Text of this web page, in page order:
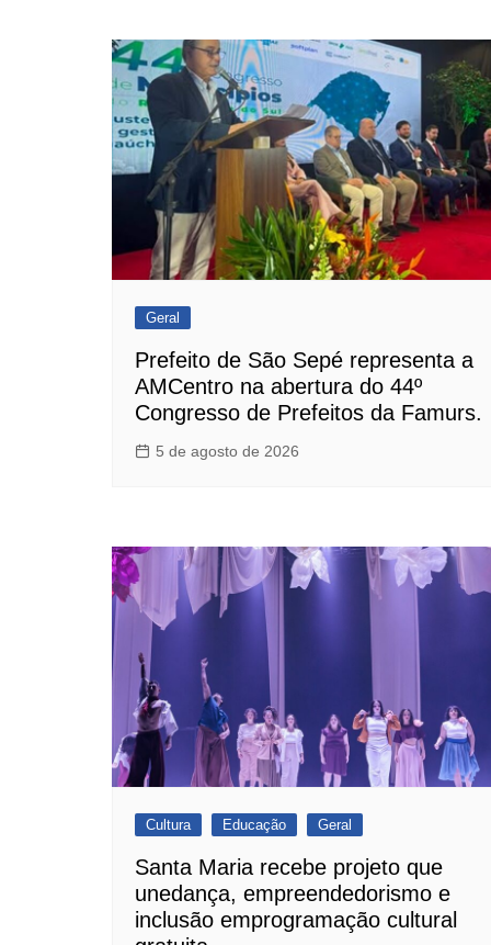
de
Post
Geral
Prefeito de São Sepé representa a
AMCentro na abertura do 44º
Congresso de Prefeitos da Famurs.
5 de agosto de 2026
Cultura Educação Geral
Santa Maria recebe projeto que
unedança, empreendedorismo e
inclusão emprogramação cultural